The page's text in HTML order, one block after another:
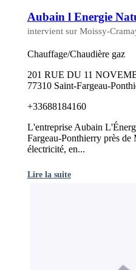
Aubain l Energie
intervient sur Moissy-
Chauffage/Chaudière gaz
201 RUE DU 11
77310 Saint-Fargeau-
+33688184160
L'entreprise Aubain
Fargeau-Ponthierry près de
électricité, en...
Lire la suite